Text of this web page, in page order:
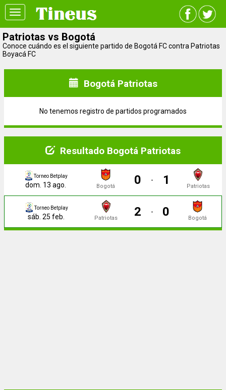
Toggle
navigation
Patriotas vs Bogotá
Conoce cuándo es el siguiente partido de Bogotá FC contra Patriotas
Boyacá FC
Bogotá Patriotas
No tenemos registro de partidos programados
Resultado Bogotá Patriotas
Torneo Betplay
dom. 13 ago. Bogotá 0 - 1 Patriotas
Torneo Betplay
sáb. 25 feb. Patriotas 2 - 0 Bogotá